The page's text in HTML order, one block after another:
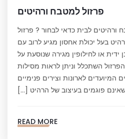
פרזול למטבח ורהיטים
ורהיטים לבית כדאי לבחור ? פרזול
בעל יכולת אחסון מגיע לרוב עם
ידית או לחילופין מגירה שנוסעת על
השתכלל וניתן לראות מסילות
המיועדים לארונות וצירים פנימיים
פוגמים בעיצוב של הרהיט […]
READ MORE